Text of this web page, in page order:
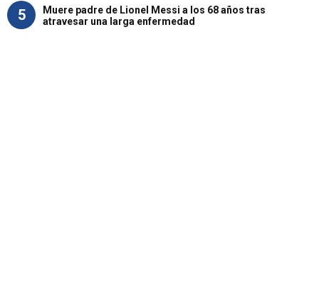
5
Muere padre de Lionel Messi a los 68 años tras
atravesar una larga enfermedad